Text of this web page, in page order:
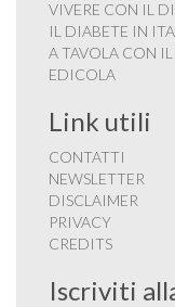
VIVERE CON IL
IL DIABETE IN
A TAVOLA CON
EDICOLA
Link utili
CONTATTI
NEWSLETTER
DISCLAIMER
PRIVACY
CREDITS
Iscriviti